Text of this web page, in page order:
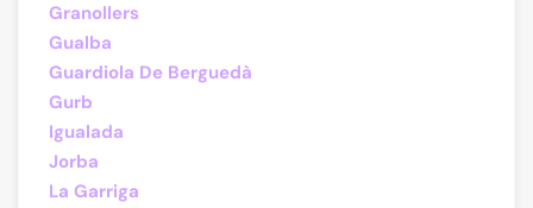
Granollers
Gualba
Guardiola De Berguedà
Gurb
Igualada
Jorba
La Garriga